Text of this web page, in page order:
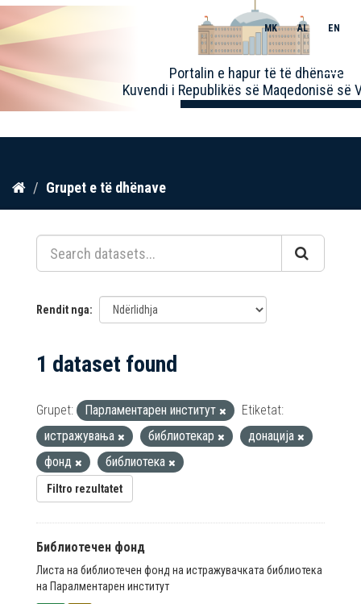
Kalo
përmbajtja
Portalin e hapur të të dhënave
Kuvendi i Republikës së Maqedonisë së
MK AL EN
Toggle
Grupet e të dhënave
Rendit nga
1 dataset found
Grupet: Парламентарен институт
Etiketat:
истражувања
библиотекар
донација
фонд
библиотека
Filtro rezultatet
Библиотечен фонд
Листа на библиотечен фонд на истражувачката библиотека
на Паралментарен институт